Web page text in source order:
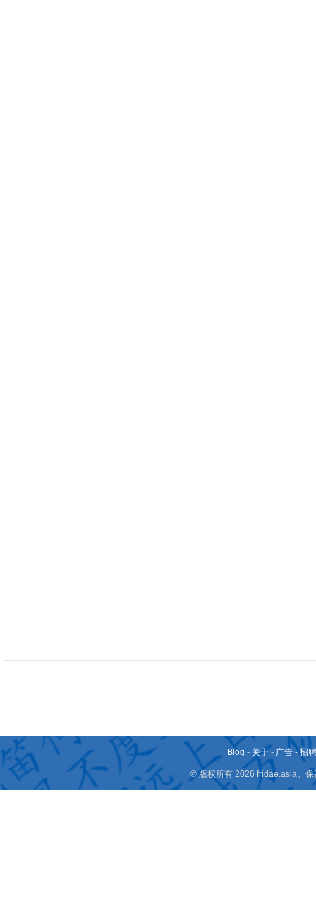
Blog - 关于 - 广告 -招
© 版权所有 2026 fridae.asia。